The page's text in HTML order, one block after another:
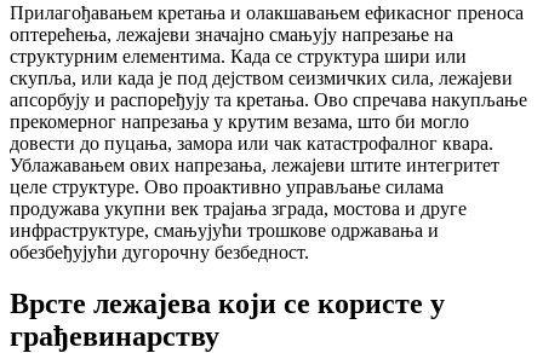
Прилагођавањем кретања и олакшавањем ефикасног преноса
оптерећења, лежајеви значајно смањују напрезање на
структурним елементима. Када се структура шири или
скупља, или када је под дејством сеизмичких сила, лежајеви
апсорбују и распоређују та кретања. Ово спречава накупљање
прекомерног напрезања у крутим везама, што би могло
довести до пуцања, замора или чак катастрофалног квара.
Ублажавањем ових напрезања, лежајеви штите интегритет
целе структуре. Ово проактивно управљање силама
продужава укупни век трајања зграда, мостова и друге
инфраструктуре, смањујући трошкове одржавања и
обезбеђујући дугорочну безбедност.
Врсте лежајева који се користе у
грађевинарству